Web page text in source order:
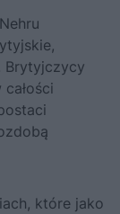
Brytyjczycy
które jako